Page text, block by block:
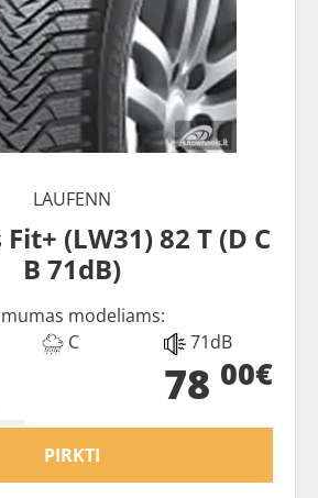
LAUFENN
(LW31) 82 T (D C
B 71dB)
modeliams:
C 71dB
78 00€
PIRKTI